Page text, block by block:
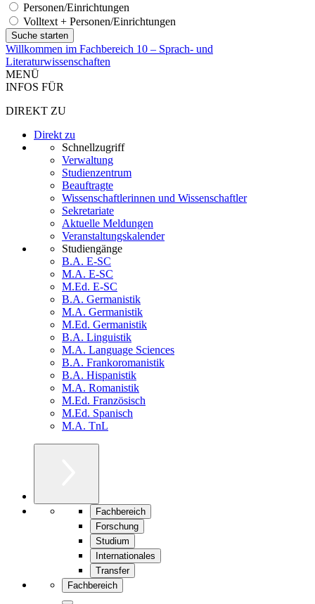
Personen/Einrichtungen
Volltext + Personen/Einrichtungen
Willkommen im Fachbereich 10 – Sprach- und
Literaturwissenschaften
MENÜ
INFOS FÜR
DIREKT ZU
Direkt zu
Schnellzugriff
Verwaltung
Studienzentrum
Beauftragte
Wissenschaftlerinnen und Wissenschaftler
Sekretariate
Aktuelle Meldungen
Veranstaltungskalender
Studiengänge
B.A. E-SC
M.A. E-SC
M.Ed. E-SC
B.A. Germanistik
M.A. Germanistik
M.Ed. Germanistik
B.A. Linguistik
M.A. Language Sciences
B.A. Frankoromanistik
B.A. Hispanistik
M.A. Romanistik
M.Ed. Französisch
M.Ed. Spanisch
M.A. TnL
Fachbereich
Forschung
Studium
Internationales
Transfer
Fachbereich